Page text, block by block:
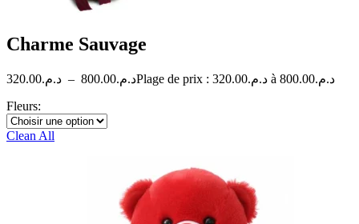
Charme Sauvage
د.م.320.00 – د.م.800.00
Plage de prix : د.م.320.00 à د.م.800.00
Fleurs:
Clean All